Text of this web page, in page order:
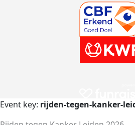
Event key: rijden-tegen-kanker-